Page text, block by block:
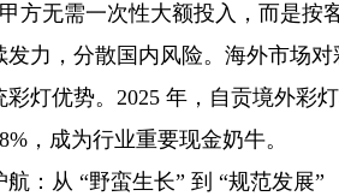
方无需一次性大额投入，而是按
力，分散国内风险。海外市场
灯优势。2025 年，自贡境外彩
，成为行业重要现金奶牛。
航：从 “野蛮生长” 到 “规范发展”